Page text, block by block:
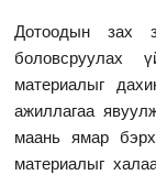
Дотоодын зах
боловсруулах
материалыг
ажиллагаа
маань ямар
материалыг